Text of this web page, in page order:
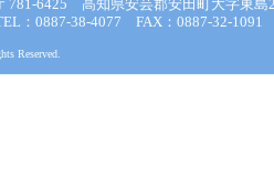
781-6425 高知県安芸郡安田町大字東島
：0887-38-4077 FAX：0887-32-1091
Reserved.